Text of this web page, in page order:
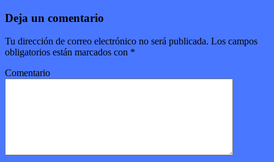
Deja un comentario
Tu dirección de correo electrónico no será publicada. Los campos
obligatorios están marcados con *
Comentario